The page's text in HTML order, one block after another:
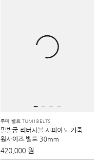
투미 벨트 TUMI BELTS
말발굽 리버시블 사피아노 가죽
원사이즈 벨트 30mm
420,000 원